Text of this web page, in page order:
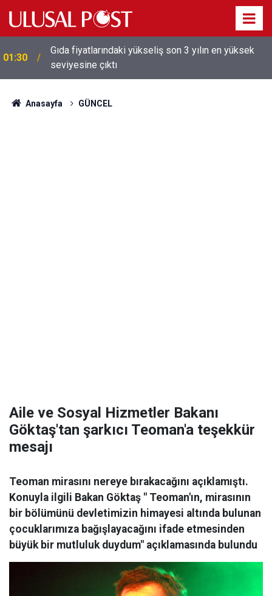
01:26
Galatasaray'dan sekiz kişi hakkında savcılığa suç
duyurusu
Anasayfa GÜNCEL
Aile ve Sosyal Hizmetler Bakanı
Göktaş'tan şarkıcı Teoman'a teşekkür
mesajı
Teoman mirasını nereye bırakacağını açıklamıştı.
Konuyla ilgili Bakan Göktaş " Teoman'ın, mirasının
bir bölümünü devletimizin himayesi altında bulunan
çocuklarımıza bağışlayacağını ifade etmesinden
büyük bir mutluluk duydum" açıklamasında bulundu